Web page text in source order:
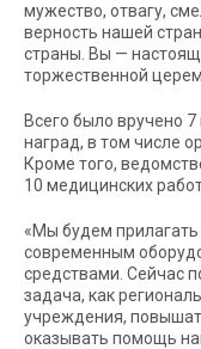
мужество, отвагу,
верность нашей
страны. Вы —
торжественной
Всего было вручено
наград, в том числе
Кроме того,
10 медицинских
«Мы будем прилагать
современным
средствами. Сейчас
задача, как
учреждения,
оказывать помощь